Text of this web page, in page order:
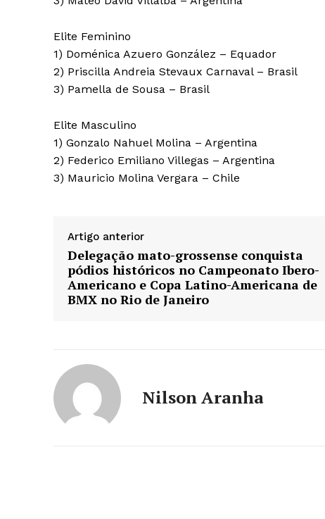
Elite Feminino
1) Doménica Azuero González – Equador
2) Priscilla Andreia Stevaux Carnaval – Brasil
3) Pamella de Sousa – Brasil
Elite Masculino
1) Gonzalo Nahuel Molina – Argentina
2) Federico Emiliano Villegas – Argentina
3) Mauricio Molina Vergara – Chile
Artigo anterior
Delegação mato-grossense conquista
pódios históricos no Campeonato Ibero-
Americano e Copa Latino-Americana de
BMX no Rio de Janeiro
Nilson Aranha